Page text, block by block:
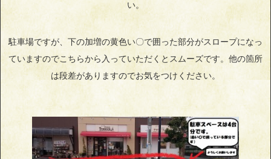
い。
駐車場ですが、下の加増の黄色い〇で囲った部分がスロープになっ
ていますのでこちらから入っていただくとスムーズです。他の箇所
は段差がありますのでお気をつけください。